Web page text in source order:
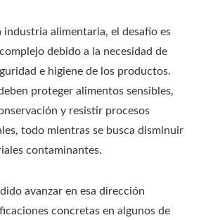
industria alimentaria, el desafío es
debido a la necesidad de
e higiene de los productos.
proteger alimentos sensibles,
y resistir procesos
todo mientras se busca disminuir
contaminantes.
avanzar en esa dirección
concretas en algunos de